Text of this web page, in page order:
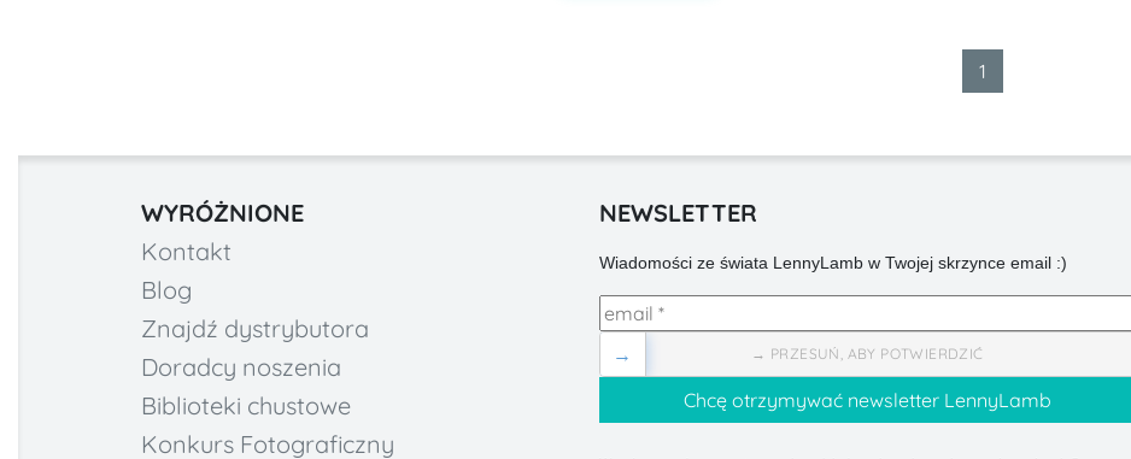
1
WYRÓŻNIONE
Kontakt
Blog
Znajdź dystrybutora
Doradcy noszenia
Biblioteki chustowe
Konkurs Fotograficzny
NEWSLETTER
Wiadomości ze świata LennyLamb w Twojej skrzynce email :)
→ PRZESUŃ, ABY POTWIERDZIĆ
→